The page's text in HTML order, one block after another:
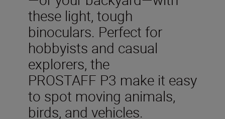
these light, tough
binoculars. Perfect for
hobbyists and casual
explorers, the
PROSTAFF P3 make it easy
to spot moving animals,
birds, and vehicles.